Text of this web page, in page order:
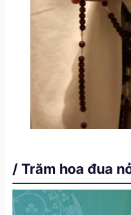
/ Trăm hoa đua